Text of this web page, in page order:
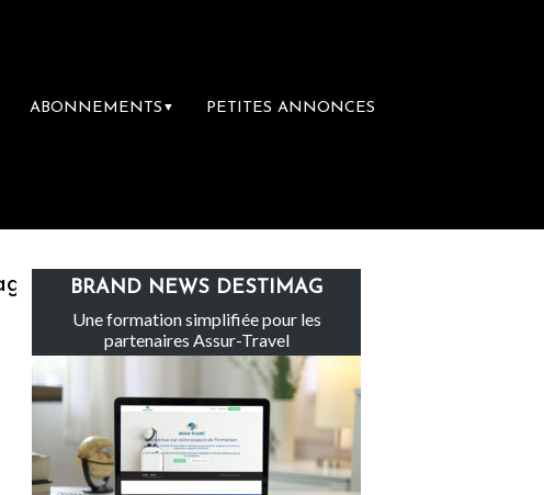
ABONNEMENTS ▼ PETITES ANNONCES
Le groupe Sainte-Claire rachète Eden Tour
BRAND NEWS DESTIMAG
Une formation simplifiée pour les
partenaires Assur-Travel